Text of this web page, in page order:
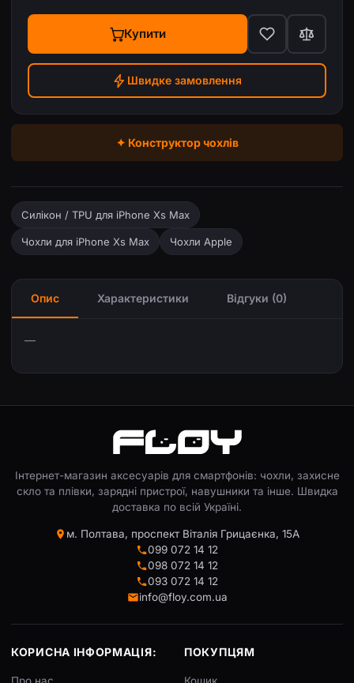
Купити
Швидке замовлення
✦ Конструктор чохлів
Силікон / TPU для iPhone Xs Max
Чохли для iPhone Xs Max Чохли Apple
Опис Характеристики Відгуки (0)
—
Інтернет-магазин аксесуарів для смартфонів: чохли, захисне
скло та плівки, зарядні пристрої, навушники та інше. Швидка
доставка по всій Україні.
м. Полтава, проспект Віталія Грицаєнка, 15А
099 072 14 12
098 072 14 12
093 072 14 12
info@floy.com.ua
КОРИСНА ІНФОРМАЦІЯ: ПОКУПЦЯМ